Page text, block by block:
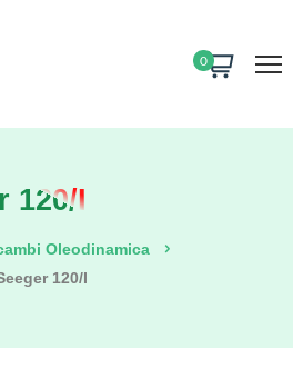
0
120/I
Oleodinamica
120/I